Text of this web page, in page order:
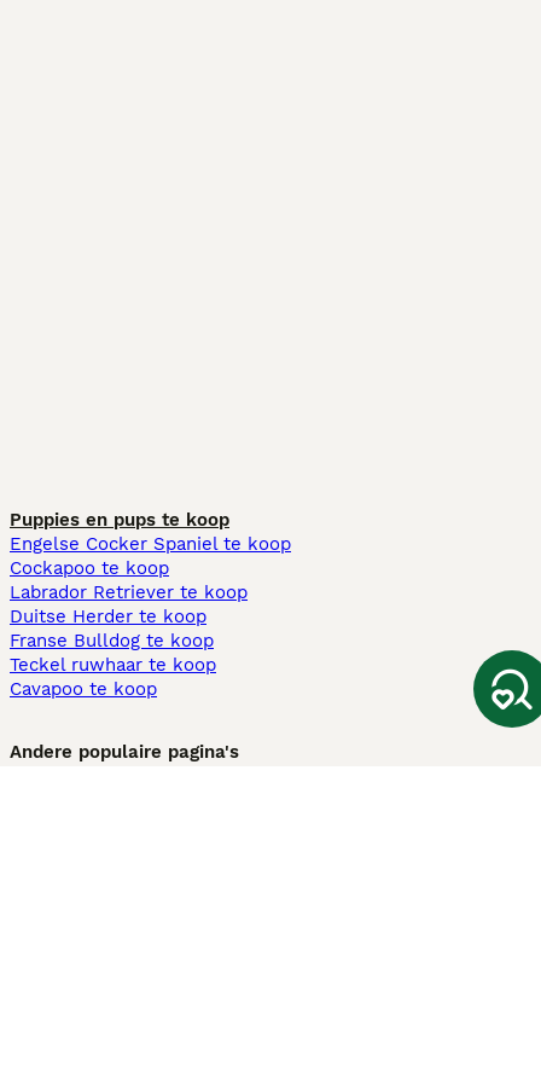
Puppies en pups te koop
Engelse Cocker Spaniel te koop
Cockapoo te koop
Labrador Retriever te koop
Duitse Herder te koop
Franse Bulldog te koop
Teckel ruwhaar te koop
Cavapoo te koop
Andere populaire pagina's